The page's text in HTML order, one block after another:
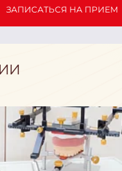
ЗАПИСАТЬСЯ НА ПРИЕМ